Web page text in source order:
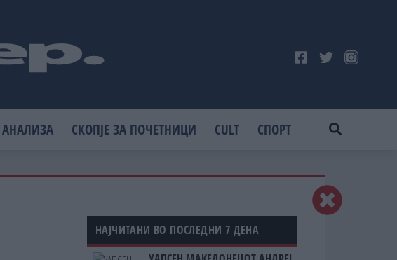
АНАЛИЗА СКОПЈЕ ЗА ПОЧЕТНИЦИ CULT СПОРТ
НАЈЧИТАНИ ВО ПОСЛЕДНИ 7 ДЕНА